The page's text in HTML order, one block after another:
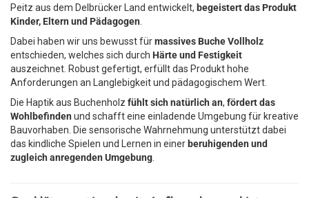
Peitz aus dem Delbrücker Land entwickelt, begeistert das Produkt
Kinder, Eltern und Pädagogen
Dabei haben wir uns bewusst fürmassives Buche Vollholz
entschieden, welches sich durch Härte und Festigkeit
auszeichnet. Robust gefertigt, erfüllt das Produkt hohe
Anforderungen an Langlebigkeit und pädagogischem Wert.
Die Haptik aus Buchenholz fühlt sich natürlich an, fördert das
Wohlbefinden und schafft eine einladende Umgebung für kreative
Bauvorhaben. Die sensorische Wahrnehmung unterstützt dabei
das kindliche Spielen und Lernen in einer beruhigenden und
zugleich anregenden Umgebung